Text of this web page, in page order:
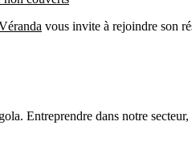
vous invite à rejoindre son
Entreprendre dans notre